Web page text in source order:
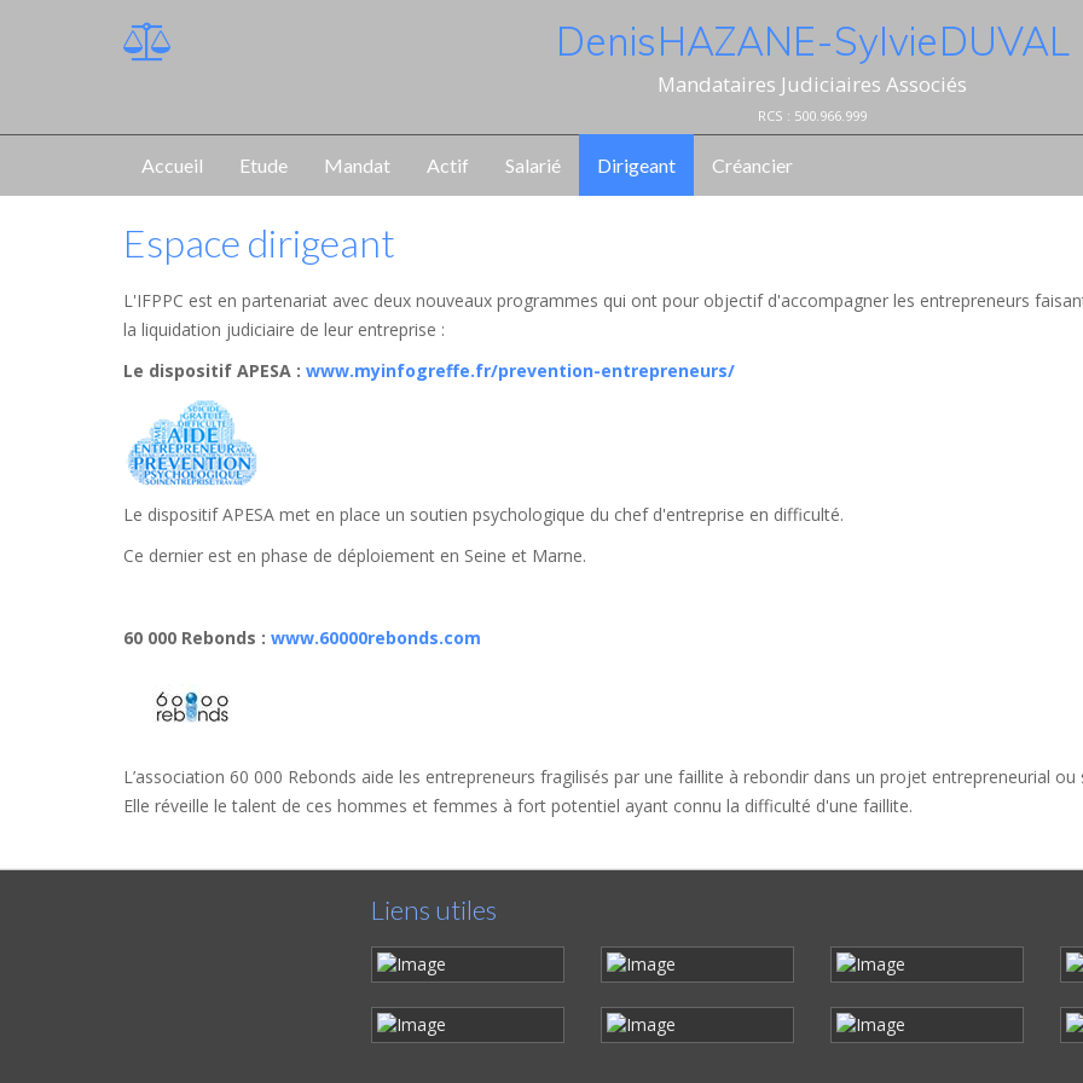
Denis HAZANE - Sylvie DUVAL
Mandataires Judiciaires Associés
RCS : 500.966.999
Accueil Etude Mandat Actif Salarié Dirigeant Créancier
Espace dirigeant
L'IFPPC est en partenariat avec deux nouveaux programmes qui ont pour objectif d'accompagner les entrepreneurs
la liquidation judiciaire de leur entreprise :
Le dispositif APESA : www.myinfogreffe.fr/prevention-entrepreneurs/
Le dispositif APESA met en place un soutien psychologique du chef d'entreprise en difficulté.
Ce dernier est en phase de déploiement en Seine et Marne.
60 000 Rebonds : www.60000rebonds.com
L’association 60 000 Rebonds aide les entrepreneurs fragilisés par une faillite à rebondir dans un projet entrepreneurial ou
Elle réveille le talent de ces hommes et femmes à fort potentiel ayant connu la difficulté d'une faillite.
Liens utiles